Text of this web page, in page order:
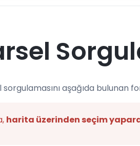
sorgulamasını aşağıda bulunan
harita üzerinden seçim